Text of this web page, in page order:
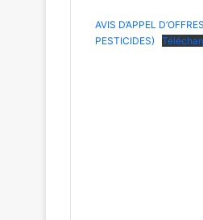
AVIS D’APPEL
PESTICIDES)